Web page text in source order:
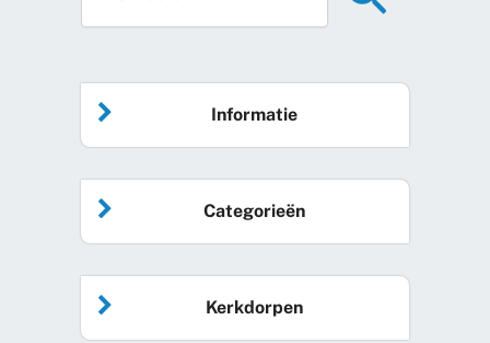
Informatie
Home
Agenda
Categorieën
Algemeen nieuws
Kerkdorpen